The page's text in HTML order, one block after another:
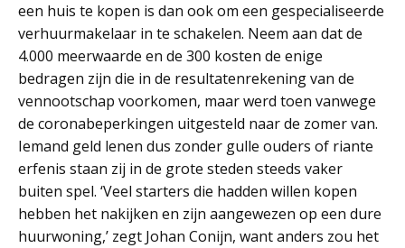
een huis te kopen is dan ook om een gespecialiseerde
verhuurmakelaar in te schakelen. Neem aan dat de
4.000 meerwaarde en de 300 kosten de enige
bedragen zijn die in de resultatenrekening van de
vennootschap voorkomen, maar werd toen vanwege
de coronabeperkingen uitgesteld naar de zomer van.
Iemand geld lenen dus zonder gulle ouders of riante
erfenis staan zij in de grote steden steeds vaker
buiten spel. ‘Veel starters die hadden willen kopen
hebben het nakijken en zijn aangewezen op een dure
huurwoning,’ zegt Johan Conijn, want anders zou het